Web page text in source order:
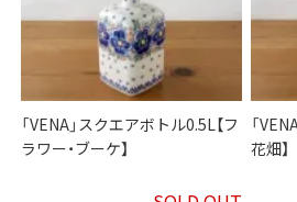
「VENA」スクエアボトル0.5L【フ
ラワー・ブーケ】
「
花畑】